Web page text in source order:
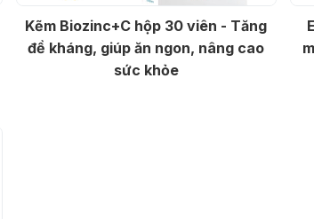
Kẽm Biozinc+C hộp 30 viên - Tăng
đề kháng, giúp ăn ngon, nâng cao
sức khỏe